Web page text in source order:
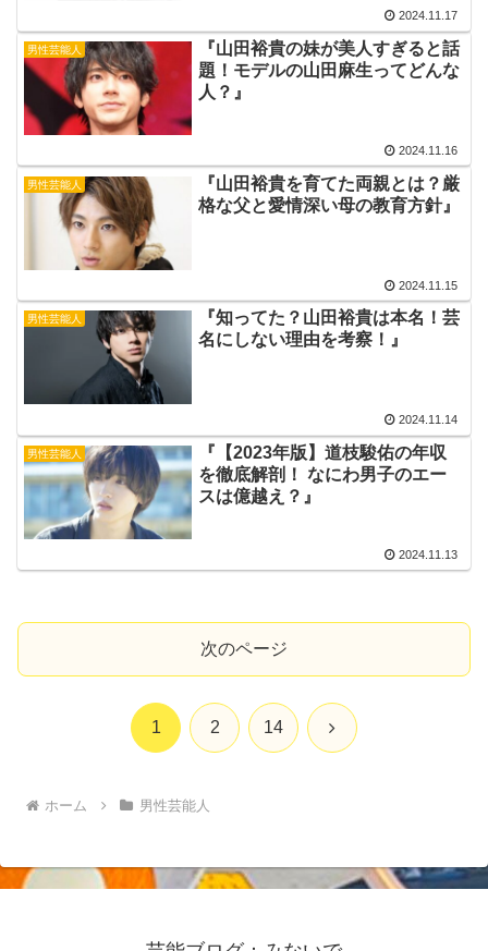
2024.11.17
男性芸能人
『山田裕貴の妹が美人すぎると話
題！モデルの山田麻生ってどんな
人？』
2024.11.16
男性芸能人
『山田裕貴を育てた両親とは？厳
格な父と愛情深い母の教育方針』
2024.11.15
男性芸能人
『知ってた？山田裕貴は本名！芸
名にしない理由を考察！』
2024.11.14
男性芸能人
『【2023年版】道枝駿佑の年収
を徹底解剖！ なにわ男子のエー
スは億越え？』
2024.11.13
次のページ
1 2 14 次
ホーム 男性芸能人